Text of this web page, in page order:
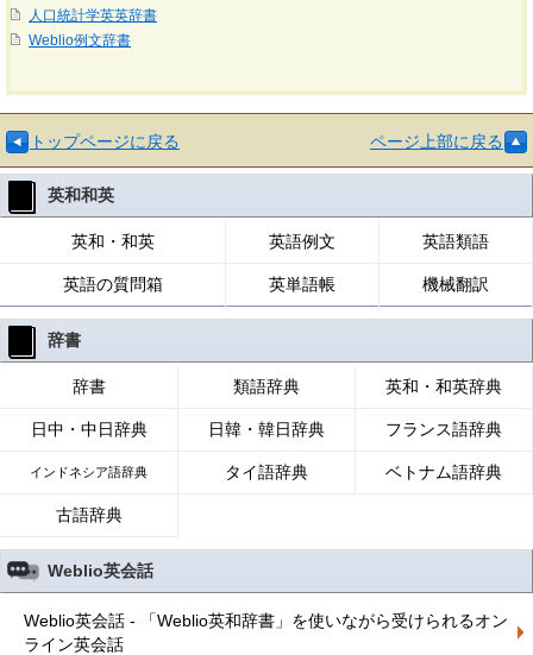
人口統計学英英辞書
Weblio例文辞書
トップページに戻る ページ上部に戻る
英和和英
英和・和英 英語例文 英語類語
英語の質問箱 英単語帳 機械翻訳
辞書
辞書 類語辞典 英和・和英辞典
日中・中日辞典 日韓・韓日辞典 フランス語辞典
インドネシア語辞典 タイ語辞典 ベトナム語辞典
古語辞典
Weblio英会話
Weblio英会話 - 「Weblio英和辞書」を使いながら受けられるオン
ライン英会話